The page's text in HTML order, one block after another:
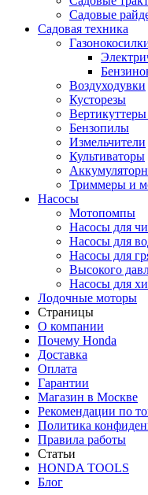
Садовые
Садовая техника
Воздуходувки
Кусторезы
Бензопилы
Измельчители
Культиваторы
Триммеры и
Насосы
Мотопомпы
Насосы для
Насосы для
Насосы для
Высокого
Насосы для
Лодочные моторы
Страницы
О компании
Почему Honda
Доставка
Оплата
Гарантии
Магазин в Москве
Рекомендации по
Политика
Правила работы
Статьи
HONDA TOOLS
Блог